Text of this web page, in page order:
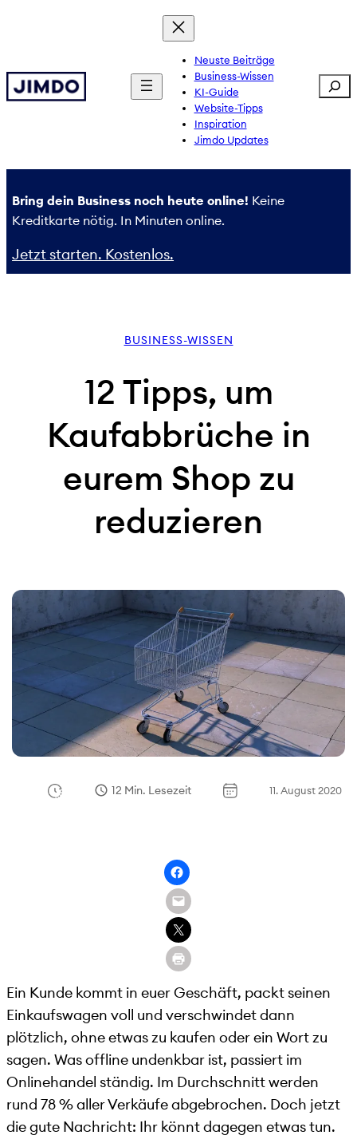
Neuste Beiträge
Business-Wissen
KI-Guide
Website-Tipps
Inspiration
Jimdo Updates
Bring dein Business noch heute online! Keine
Kreditkarte nötig. In Minuten online.
Jetzt starten. Kostenlos.
BUSINESS-WISSEN
12 Tipps, um
Kaufabbrüche in
eurem Shop zu
reduzieren
12 Min. Lesezeit 11. August 2020
Ein Kunde kommt in euer Geschäft, packt seinen
Einkaufswagen voll und verschwindet dann
plötzlich, ohne etwas zu kaufen oder ein Wort zu
sagen. Was offline undenkbar ist, passiert im
Onlinehandel ständig. Im Durchschnitt werden
rund 78 % aller Verkäufe abgebrochen. Doch jetzt
die gute Nachricht: Ihr könnt dagegen etwas tun.